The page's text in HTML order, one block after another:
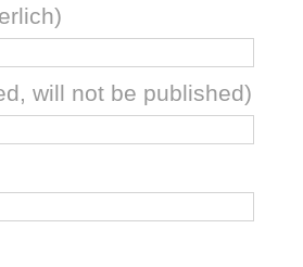
will not be published)